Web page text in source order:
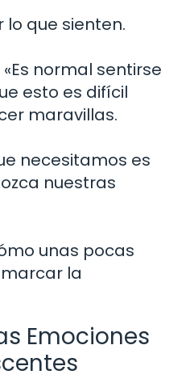
lo que sienten.
normal sentirse
esto es difícil
maravillas.
necesitamos es
nuestras
unas pocas
la
Emociones